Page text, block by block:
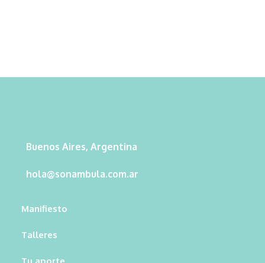
Buenos Aires, Argentina
hola@sonambula.com.ar
Manifiesto
Talleres